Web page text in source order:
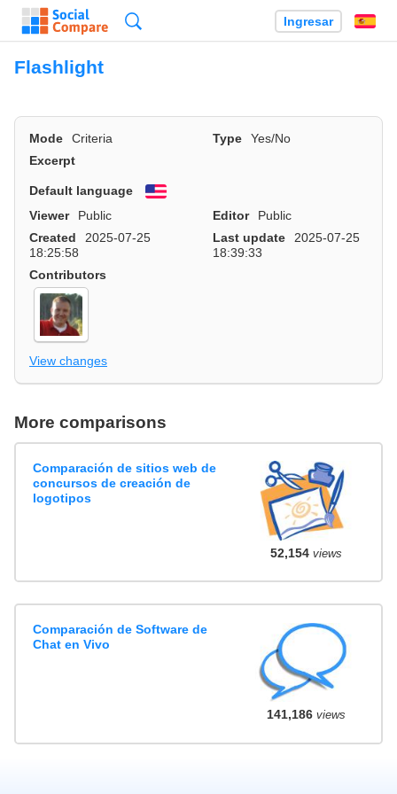
Ingresar
Flashlight
Mode Criteria Type
Yes/No
Excerpt
Default language
English
Viewer
Public Editor
Public
Created
2025-07-25
18:25:58
Last update
2025-07-25
18:39:33
Contributors
View changes
More comparisons
Comparación de sitios web de
concursos de creación de
logotipos
52,154views
Comparación de Software de
Chat en Vivo
141,186views